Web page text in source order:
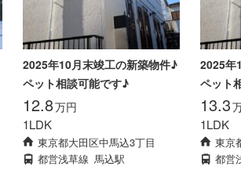
2025年10月末竣工の新築物件♪
ペット相談可能です♪
12.8万円
1LDK
東京都大田区中馬込3丁目
都営浅草線 馬込駅
2025年
ペット
13.3
1LDK
東京
都営